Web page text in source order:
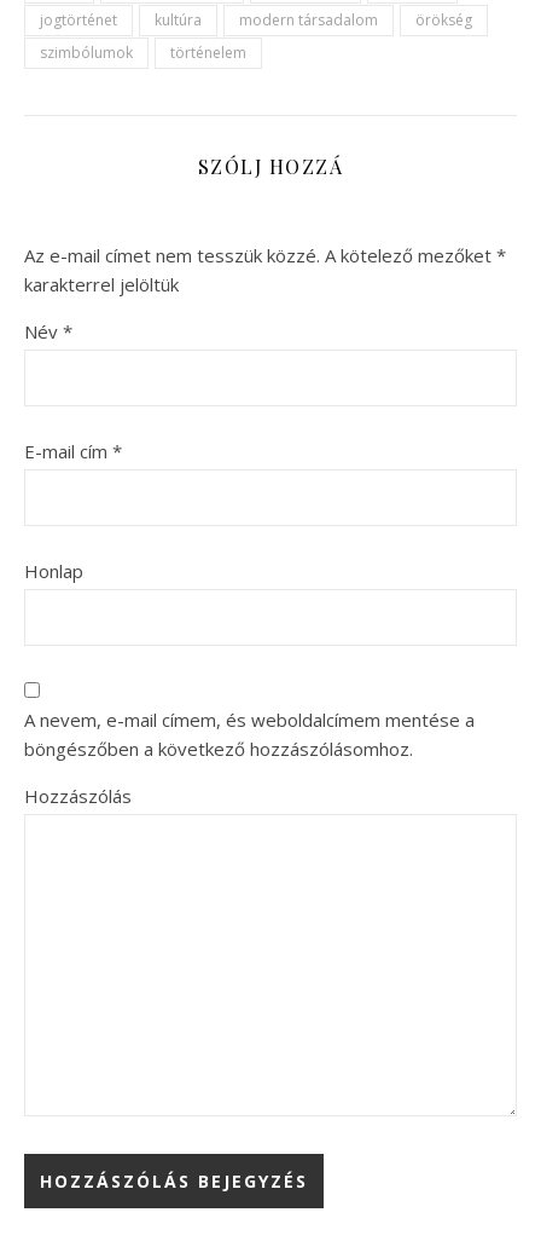
jogtörténet
kultúra modern társadalom
örökség
szimbólumok
történelem
SZÓLJ HOZZÁ
Az e-mail címet nem tesszük közzé. A kötelező mezőket *
karakterrel jelöltük
Név *
E-mail cím *
Honlap
A nevem, e-mail címem, és weboldalcímem mentése a
böngészőben a következő hozzászólásomhoz.
Hozzászólás